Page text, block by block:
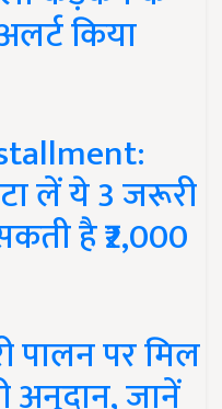
किया
लें ये 3 जरूरी
है ₹2,000
पालन पर मिल